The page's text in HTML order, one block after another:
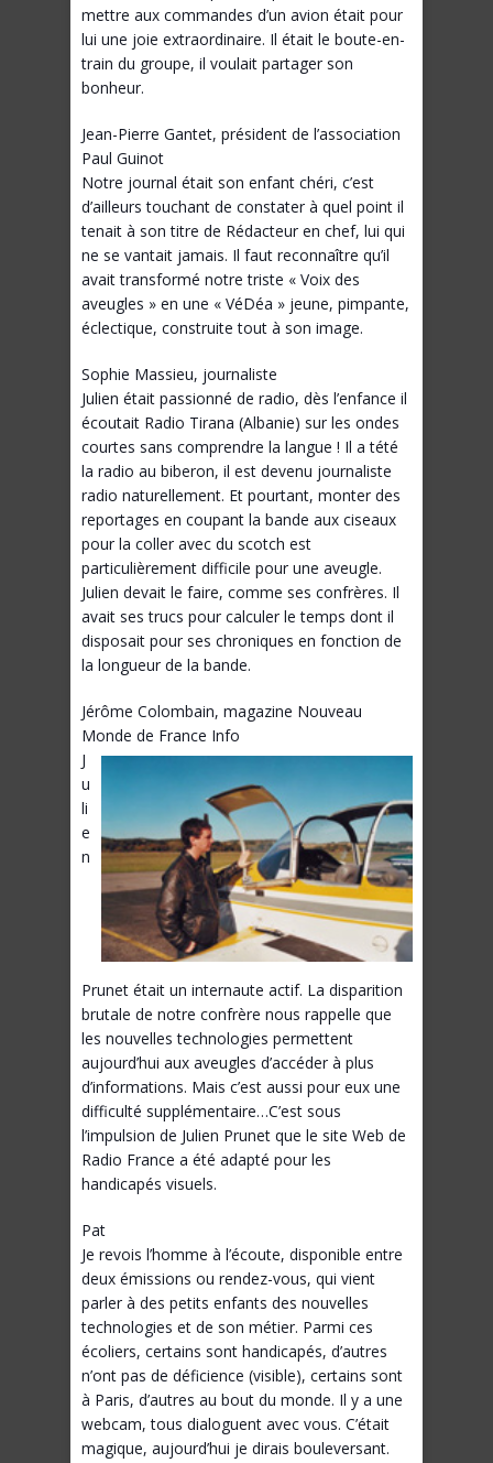
mettre aux commandes d’un avion était pour
lui une joie extraordinaire. Il était le boute-en-
train du groupe, il voulait partager son
bonheur.
Jean-Pierre Gantet, président de l’association
Paul Guinot
Notre journal était son enfant chéri, c’est
d’ailleurs touchant de constater à quel point il
tenait à son titre de Rédacteur en chef, lui qui
ne se vantait jamais. Il faut reconnaître qu’il
avait transformé notre triste « Voix des
aveugles » en une « VéDéa » jeune, pimpante,
éclectique, construite tout à son image.
Sophie Massieu, journaliste
Julien était passionné de radio, dès l’enfance il
écoutait Radio Tirana (Albanie) sur les ondes
courtes sans comprendre la langue ! Il a tété
la radio au biberon, il est devenu journaliste
radio naturellement. Et pourtant, monter des
reportages en coupant la bande aux ciseaux
pour la coller avec du scotch est
particulièrement difficile pour une aveugle.
Julien devait le faire, comme ses confrères. Il
avait ses trucs pour calculer le temps dont il
disposait pour ses chroniques en fonction de
la longueur de la bande.
Jérôme Colombain, magazine Nouveau
Monde de France Info
J
u
li
e
n
Prunet était un internaute actif. La disparition
brutale de notre confrère nous rappelle que
les nouvelles technologies permettent
aujourd’hui aux aveugles d’accéder à plus
d’informations. Mais c’est aussi pour eux une
difficulté supplémentaire…C’est sous
l’impulsion de Julien Prunet que le site Web de
Radio France a été adapté pour les
handicapés visuels.
Pat
Je revois l’homme à l’écoute, disponible entre
deux émissions ou rendez-vous, qui vient
parler à des petits enfants des nouvelles
technologies et de son métier. Parmi ces
écoliers, certains sont handicapés, d’autres
n’ont pas de déficience (visible), certains sont
à Paris, d’autres au bout du monde. Il y a une
webcam, tous dialoguent avec vous. C’était
magique, aujourd’hui je dirais bouleversant.